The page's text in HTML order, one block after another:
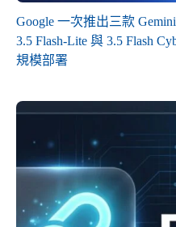
Google 一次推出三款
3.5 Flash-Lite 與 3.5 Flash
規模部署